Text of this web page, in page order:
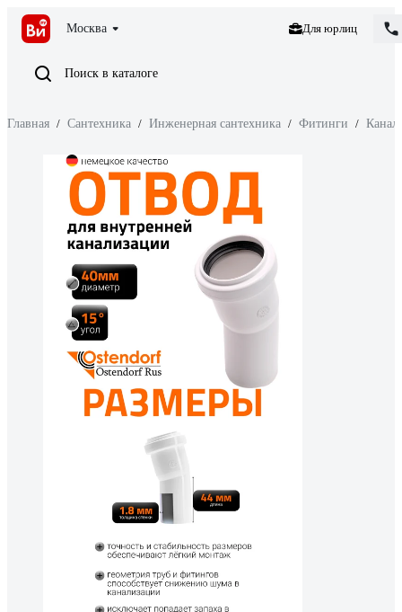
Москва Для юрлиц
Поиск в каталоге
Главная / Сантехника / Инженерная сантехника / Фитинги /